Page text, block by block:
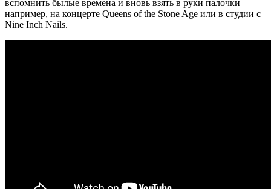
вспомнить былые времена и вновь взять в руки палочки ‒
например, на концерте Queens of the Stone Age или в студии с
Nine Inch Nails.